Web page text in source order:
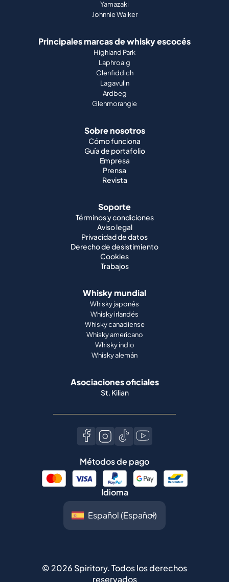
Yamazaki
Johnnie Walker
Principales marcas de whisky escocés
Highland Park
Laphroaig
Glenfiddich
Lagavulin
Ardbeg
Glenmorangie
Sobre nosotros
Cómo funciona
Guía de portafolio
Empresa
Prensa
Revista
Soporte
Términos y condiciones
Aviso legal
Privacidad de datos
Derecho de desistimiento
Cookies
Trabajos
Whisky mundial
Whisky japonés
Whisky irlandés
Whisky canadiense
Whisky americano
Whisky indio
Whisky alemán
Asociaciones oficiales
St. Kilian
Métodos de pago
Idioma
©2026 Spiritory.Todos los derechos
reservados